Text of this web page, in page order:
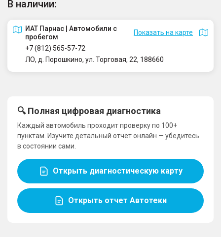
В наличии:
ИАТ Парнас | Автомобили с
пробегом
Показать на карте
+7 (812) 565-57-72
ЛО, д. Порошкино, ул. Торговая, 22, 188660
🔍 Полная цифровая диагностика
Каждый автомобиль проходит проверку по 100+
пунктам. Изучите детальный отчёт онлайн — убедитесь
в состоянии сами.
Открыть диагностическую карту
Открыть отчет Автотеки